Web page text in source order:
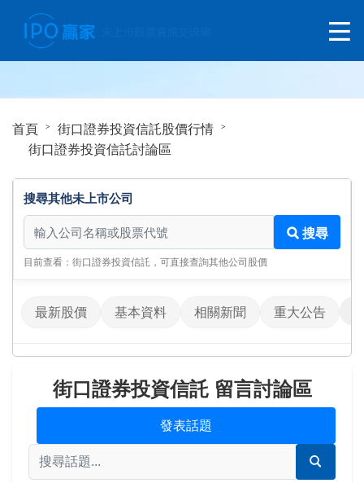
首頁
街口證券投資信託股價行情
街口證券投資信託討論區
搜尋其他未上市公司
搜尋其他未上市公司
搜尋
目前查看：街口證券投資信託，可直接查詢其他公司股價
最新股價 基本資料 相關新聞 重大公告
街口證券投資信託 留言討論區
發表話題